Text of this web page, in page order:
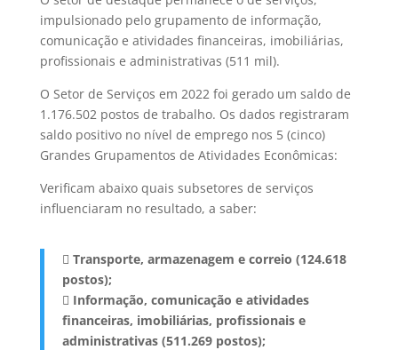
impulsionado pelo grupamento de informação,
comunicação e atividades financeiras, imobiliárias,
profissionais e administrativas (511 mil).
O Setor de Serviços em 2022 foi gerado um saldo de
1.176.502 postos de trabalho. Os dados registraram
saldo positivo no nível de emprego nos 5 (cinco)
Grandes Grupamentos de Atividades Econômicas:
Verificam abaixo quais subsetores de serviços
influenciaram no resultado, a saber:
 Transporte, armazenagem e correio (124.618
postos);
 Informação, comunicação e atividades
financeiras, imobiliárias, profissionais e
administrativas (511.269 postos);